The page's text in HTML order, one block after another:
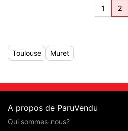
1 2
Toulouse Muret
A propos de ParuVendu
Qui sommes-nous?